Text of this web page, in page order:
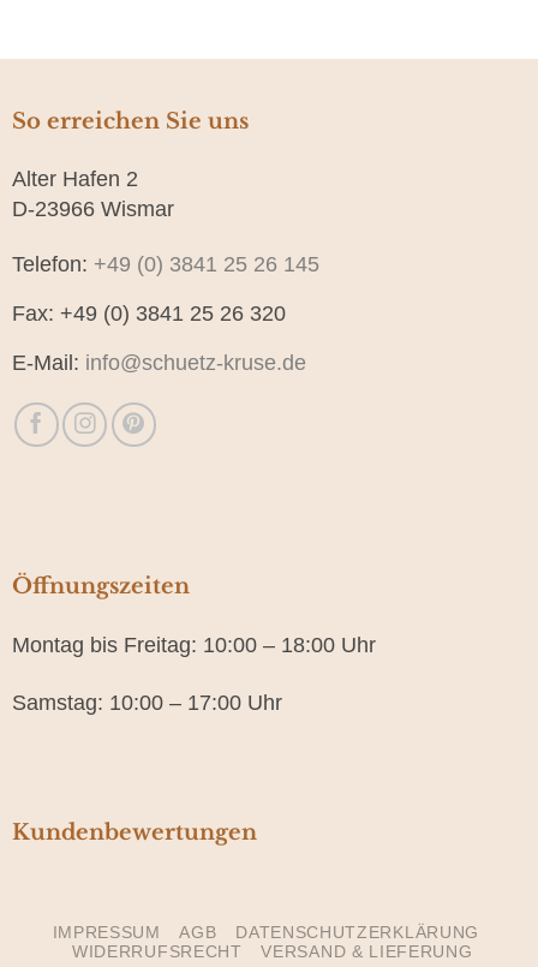
So erreichen Sie uns
Alter Hafen 2
D-23966 Wismar
Telefon: +49 (0) 3841 25 26 145
Fax: +49 (0) 3841 25 26 320
E-Mail: info@schuetz-kruse.de
Öffnungszeiten
Montag bis Freitag: 10:00 – 18:00 Uhr
Samstag: 10:00 – 17:00 Uhr
Kundenbewertungen
IMPRESSUM AGB
DATENSCHUTZERKLÄRUNG
WIDERRUFSRECHT
VERSAND & LIEFERUNG